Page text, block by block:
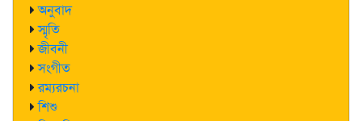
অনুবাদ
স্মৃতি
জীবনী
সংগীত
রম্যরচনা
শিশু